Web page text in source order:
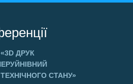
«3D ДРУК
СТАНУ»